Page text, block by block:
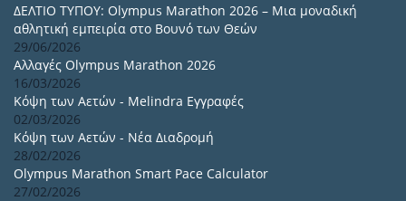
ΔΕΛΤΙΟ ΤΥΠΟΥ: Olympus Marathon 2026 – Μια μοναδική
αθλητική εμπειρία στο Βουνό των Θεών
29/06/2026
Αλλαγές Olympus Marathon 2026
16/03/2026
Κόψη των Αετών - Melindra Εγγραφές
02/03/2026
Κόψη των Αετών - Νέα Διαδρομή
28/02/2026
Olympus Marathon Smart Pace Calculator
27/02/2026